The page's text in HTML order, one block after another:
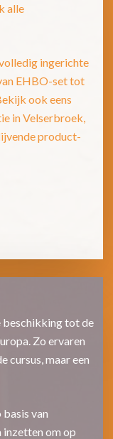
alle
ingerichte
EHBO-set tot
ook eens
in Velserbroek,
product-
beschikking tot de
Zo ervaren
cursus, maar een
van
om op